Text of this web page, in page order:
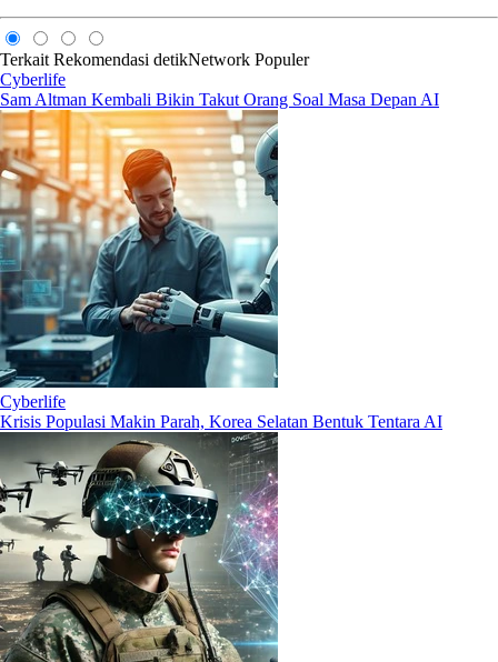
Terkait Rekomendasi detikNetwork Populer
Cyberlife
Sam Altman Kembali Bikin Takut Orang Soal Masa Depan AI
Cyberlife
Krisis Populasi Makin Parah, Korea Selatan Bentuk Tentara AI